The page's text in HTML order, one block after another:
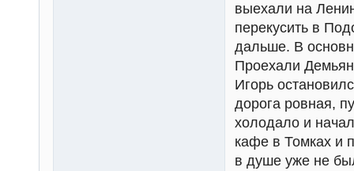
выехали на
перекусить в
дальше. В
Проехали
Игорь
дорога ровная,
холодало и
кафе в Томках и
в душе уже не